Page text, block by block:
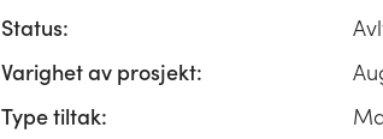
Status:
Varighet av prosjekt:
Type tiltak: